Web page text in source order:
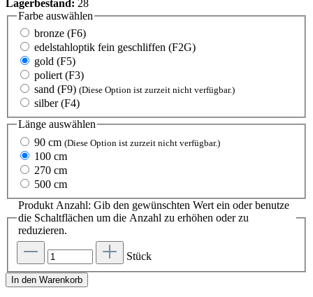
Lagerbestand: 28
Farbe auswählen
bronze (F6)
edelstahloptik fein geschliffen (F2G)
gold (F5)
poliert (F3)
sand (F9) (Diese Option ist zurzeit nicht verfügbar.)
silber (F4)
Länge auswählen
90 cm (Diese Option ist zurzeit nicht verfügbar.)
100 cm
270 cm
500 cm
Produkt Anzahl: Gib den gewünschten Wert ein oder benutze
die Schaltflächen um die Anzahl zu erhöhen oder zu
reduzieren.
Stück
In den Warenkorb